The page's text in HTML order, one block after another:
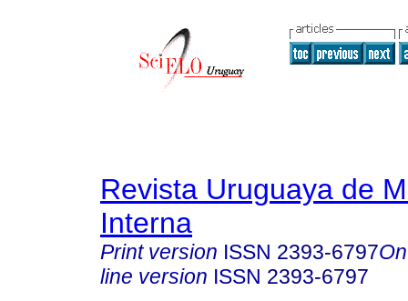
Revista Uruguaya de
Interna
Print version ISSN 2393-6797
line version ISSN 2393-6797